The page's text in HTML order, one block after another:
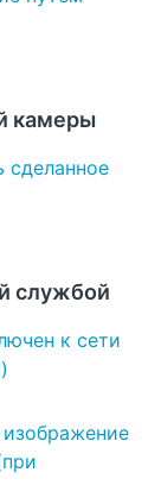
камеры
сделанное
службой
к сети